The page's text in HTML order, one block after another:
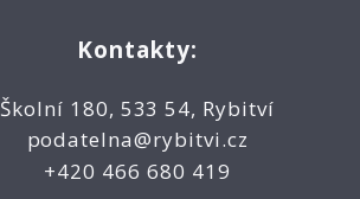
Kontakty:
Školní 180, 533 54, Rybitví
podatelna@rybitvi.cz
+420 466 680 419